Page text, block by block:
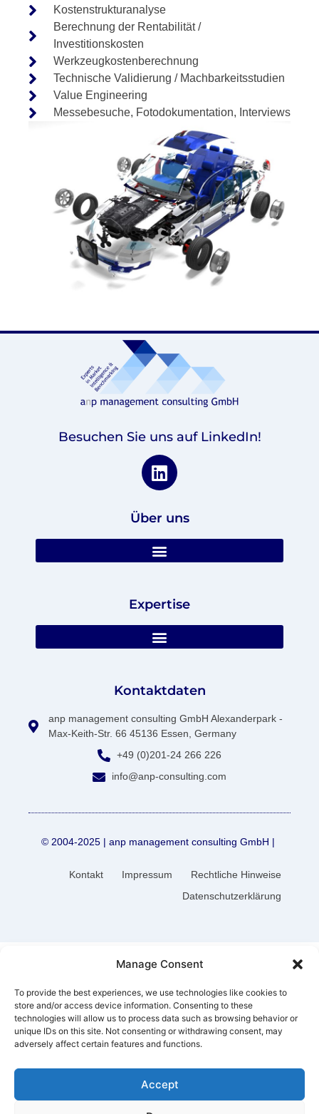
Manage Consent
To provide the best experiences, we use technologies like cookies to
store and/or access device information. Consenting to these
technologies will allow us to process data such as browsing behavior or
unique IDs on this site. Not consenting or withdrawing consent, may
adversely affect certain features and functions.
Accept
Kostenstrukturanalyse
Berechnung der Rentabilität /
Investitionskosten
Werkzeugkostenberechnung
Technische Validierung / Machbarkeitsstudien
Value Engineering
Messebesuche, Fotodokumentation, Interviews
Besuchen Sie uns auf LinkedIn!
Über uns
Expertise
Kontaktdaten
anp management consulting GmbH Alexanderpark -
Max-Keith-Str. 66 45136 Essen, Germany
+49 (0)201-24 266 226
info@anp-consulting.com
© 2004-2025 | anp management consulting GmbH |
Kontakt Impressum
Rechtliche Hinweise
Datenschutzerklärung